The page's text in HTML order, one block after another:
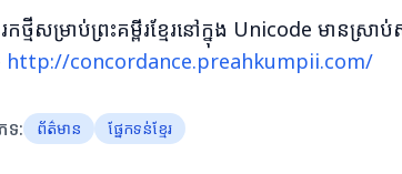
រកថ្មីសម្រាប់ព្រះគម្ពីរខ្មែរនៅក្នុង Unicode មានស្
http://concordance.preahkumpii.com/
ទ: ព័ត៌មាន ផ្នែកទន់ខ្មែរ